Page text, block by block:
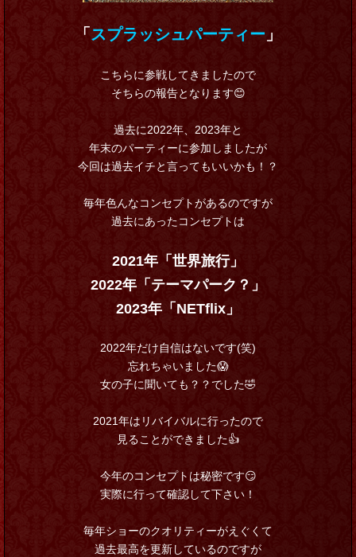
「 スプラッシュパーティー 」
こちらに参戦してきましたので
そちらの報告となります😊
過去に2022年、2023年と
年末のパーティーに参加しましたが
今回は過去イチと言ってもいいかも！？
毎年色んなコンセプトがあるのですが
過去にあったコンセプトは
2021年「世界旅行」
2022年「テーマパーク？」
2023年「NETflix」
2022年だけ自信はないです(笑)
忘れちゃいました😱
女の子に聞いても？？でした🤣
2021年はリバイバルに行ったので
見ることができました👍
今年のコンセプトは秘密です😏
実際に行って確認して下さい！
毎年ショーのクオリティーがえぐくて
過去最高を更新しているのですが